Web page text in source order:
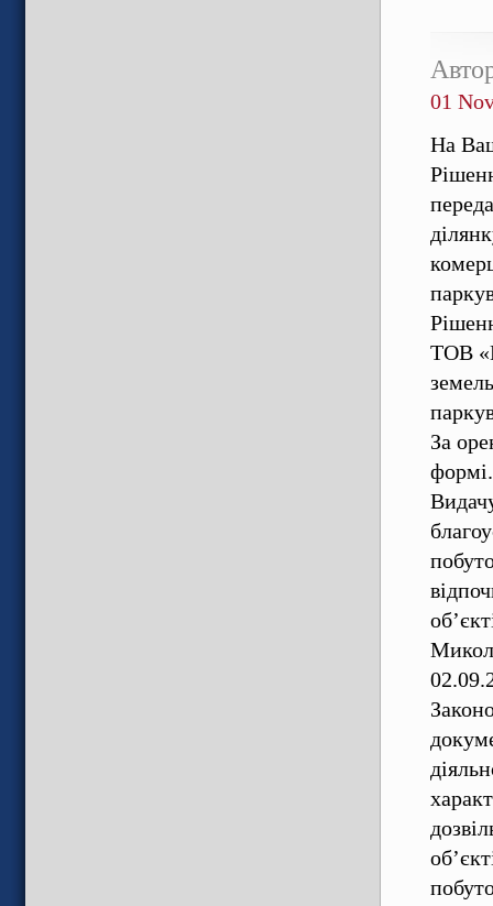
01
На
ТОВ
За
формі.